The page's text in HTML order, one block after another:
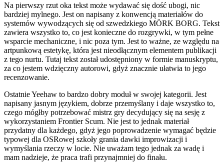
Na pierwszy rzut oka tekst może wydawać się dość ubogi, nic
bardziej mylnego. Jest on napisany z konwencją materiałów do
systemów wywodzących się od szwedzkiego MÖRK BORG. Tekst
zawiera wszystko to, co jest konieczne do rozgrywki, w tym pełne
wsparcie mechaniczne, i nic poza tym. Jest to ważne, ze względu na
artpunkową estetykę, która jest nieodłącznym elementem publikacji
z tego nurtu. Tutaj tekst został udostępniony w formie manuskryptu,
za co jestem wdzięczny autorowi, gdyż znacznie ułatwia to jego
recenzowanie.
Ostatnie Yeehaw to bardzo dobry moduł w swojej kategorii. Jest
napisany jasnym językiem, dobrze przemyślany i daje wszystko to,
czego mógłby potrzebować mistrz gry decydujący się na sesję z
wykorzystaniem Frontier Scum. Nie jest to jednak materiał
przydatny dla każdego, gdyż jego poprowadzenie wymagać będzie
typowej dla OSRowej szkoły grania dawki improwizacji i
wymyślania rzeczy w locie. Nie uważam tego jednak za wadę i
mam nadzieje, że praca trafi przynajmniej do finału.